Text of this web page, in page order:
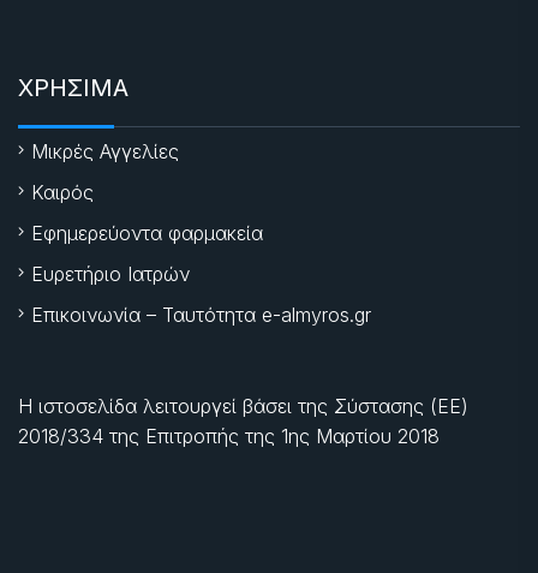
ΧΡΗΣΙΜΑ
Μικρές Αγγελίες
Καιρός
Εφημερεύοντα φαρμακεία
Ευρετήριο Ιατρών
Επικοινωνία – Ταυτότητα e-almyros.gr
Η ιστοσελίδα λειτουργεί βάσει της Σύστασης (ΕΕ)
2018/334 της Επιτροπής της 1ης Μαρτίου 2018